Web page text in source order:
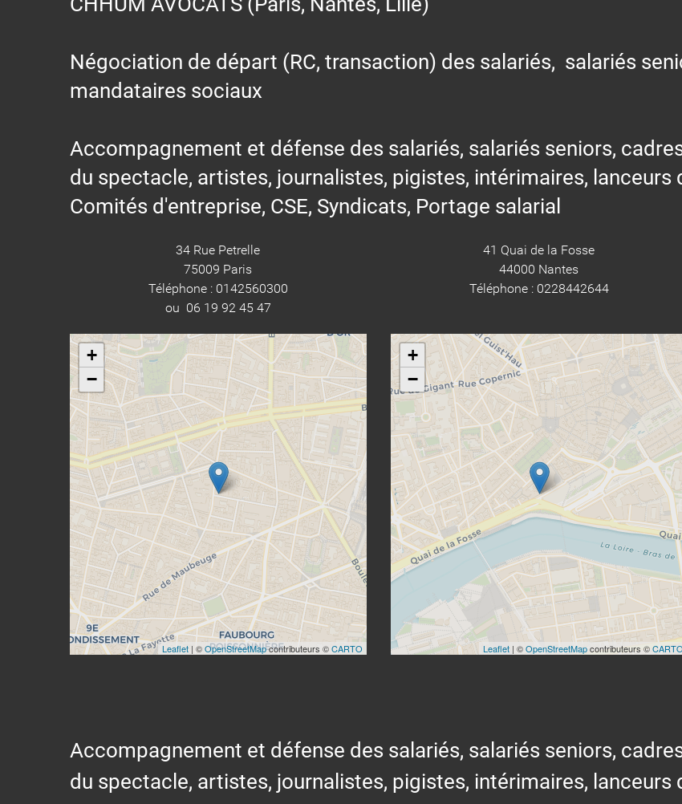
Négociation de départ (RC, transaction) des salariés, salariés
mandataires sociaux
Accompagnement et défense des salariés, salariés seniors,
du spectacle, artistes, journalistes, pigistes, intérimaires, lanceurs
Comités d'entreprise, CSE, Syndicats, Portage salarial
34 Rue Petrelle
75009 Paris
Téléphone : 0142560300
ou 06 19 92 45 47
+
−
Leaflet| ©OpenStreetMapcontributeurs ©CARTO
41 Quai de la Fosse
44000 Nantes
Téléphone : 0228442644
+
−
Leaflet| ©OpenStreetMapcontributeurs ©CARTO
Accompagnement et défense des salariés, salariés seniors,
du spectacle, artistes, journalistes, pigistes, intérimaires, lanceurs